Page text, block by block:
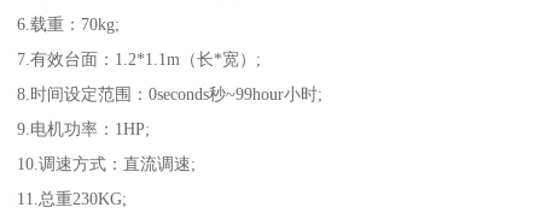
6.载重：70kg;
7.有效台面：1.2*1.1m（长*宽）;
8.时间设定范围：0seconds秒~99hour小时;
9.电机功率：1HP;
10.调速方式：直流调速;
11.总重230KG;